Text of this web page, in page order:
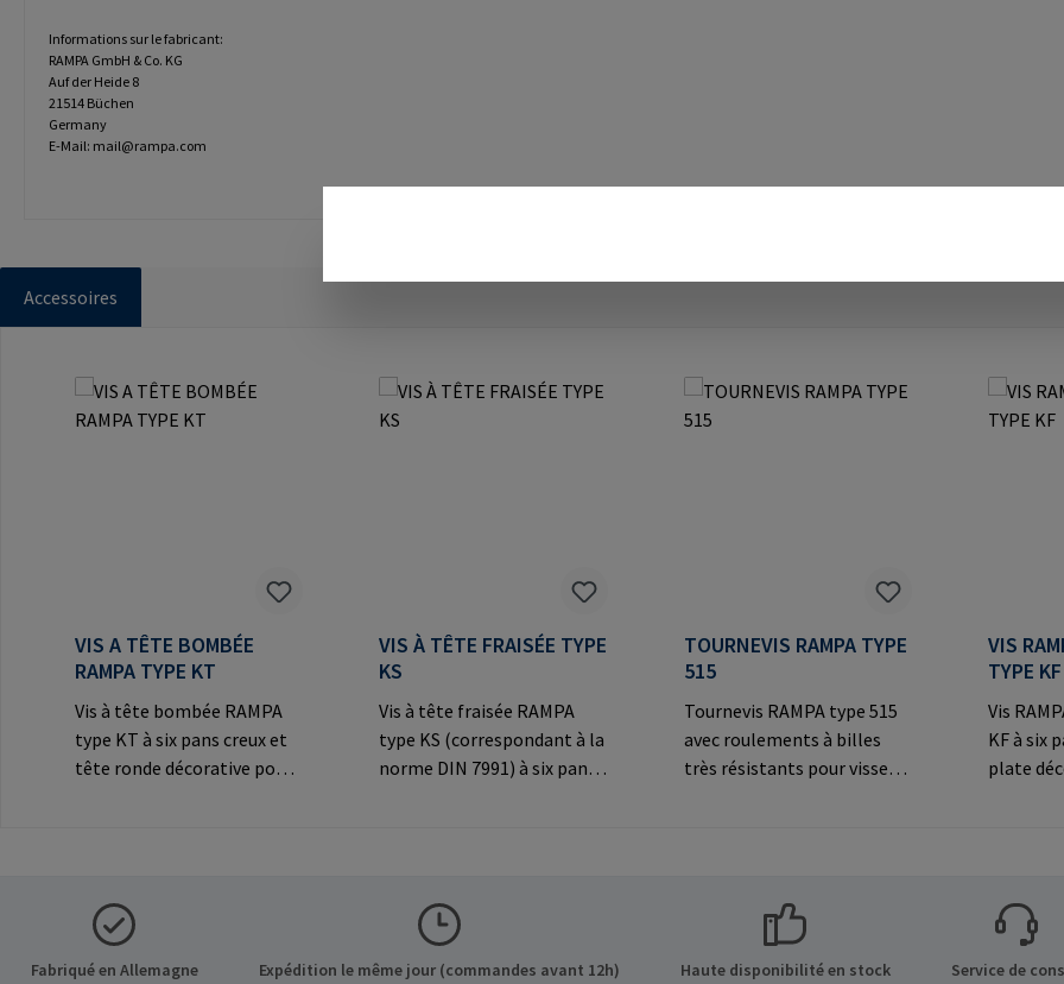
Informations sur le fabricant:
RAMPA GmbH & Co. KG
Auf der Heide 8
21514 Büchen
Germany
E-Mail: mail@rampa.com
Accessoires
VIS A TÊTE BOMBÉE
RAMPA TYPE KT
Vis à tête bombée RAMPA
type KT à six pans creux et
tête ronde décorative pour
Büchen Germany E-Mail:
mail@rampa.com
VIS À TÊTE FRAISÉE TYPE
KS
Vis à tête fraisée RAMPA
type KS (correspondant à la
norme DIN 7991) à six pans
fabricant: RAMPA GmbH &
Co. KG Auf der Heide 8 21514
Büchen Germany E-Mail:
TOURNEVIS RAMPA TYPE
515
Tournevis RAMPA type 515
avec roulements à billes
très résistants pour visser
RAMPA.Informations sur le
fabricant: RAMPA GmbH &
Co. KG Auf der Heide 8 21514
VIS
TYPE KF
Vis
KF à six
plate
Büchen
Fabriqué en Allemagne Expédition le même jour (commandes avant 12h) Haute disponibilité en stock Service de